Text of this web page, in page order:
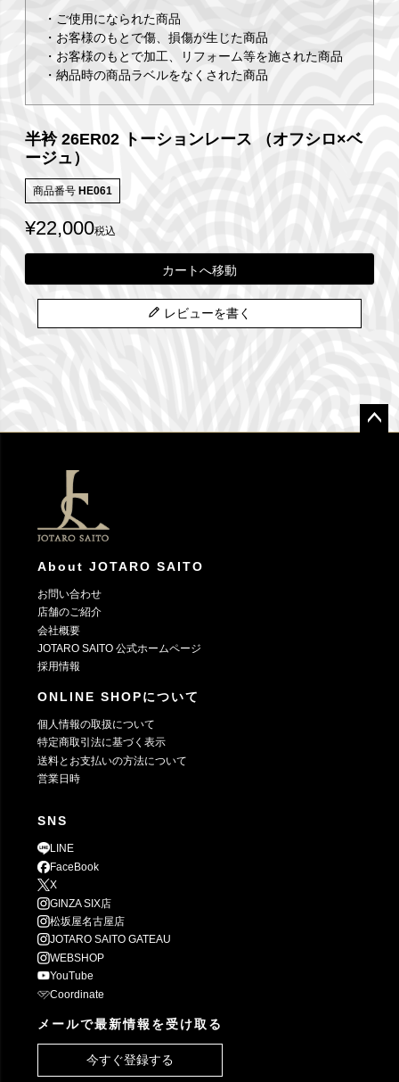
・ご使用になられた商品
・お客様のもとで傷、損傷が生じた商品
・お客様のもとで加工、リフォーム等を施された商品
・納品時の商品ラベルをなくされた商品
半衿 26ER02 トーションレース （オフシロ×ベ
ージュ）
商品番号 HE061
¥22,000税込
カートへ移動
レビューを書く
About JOTARO SAITO
お問い合わせ
店舗のご紹介
会社概要
JOTARO SAITO 公式ホームページ
採用情報
ONLINE SHOPについて
個人情報の取扱について
特定商取引法に基づく表示
送料とお支払いの方法について
営業日時
SNS
LINE
FaceBook
X
GINZA SIX店
松坂屋名古屋店
JOTARO SAITO GATEAU
WEBSHOP
YouTube
Coordinate
メールで最新情報を受け取る
今すぐ登録する